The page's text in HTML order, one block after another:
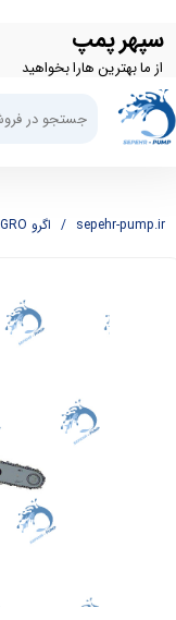
سپهر پمپ
از ما بهترین هارا بخواهید
حساب کاربری من
تغییر گذر واژه
سفارشات
sepehr-pump.ir اگرو AGRO